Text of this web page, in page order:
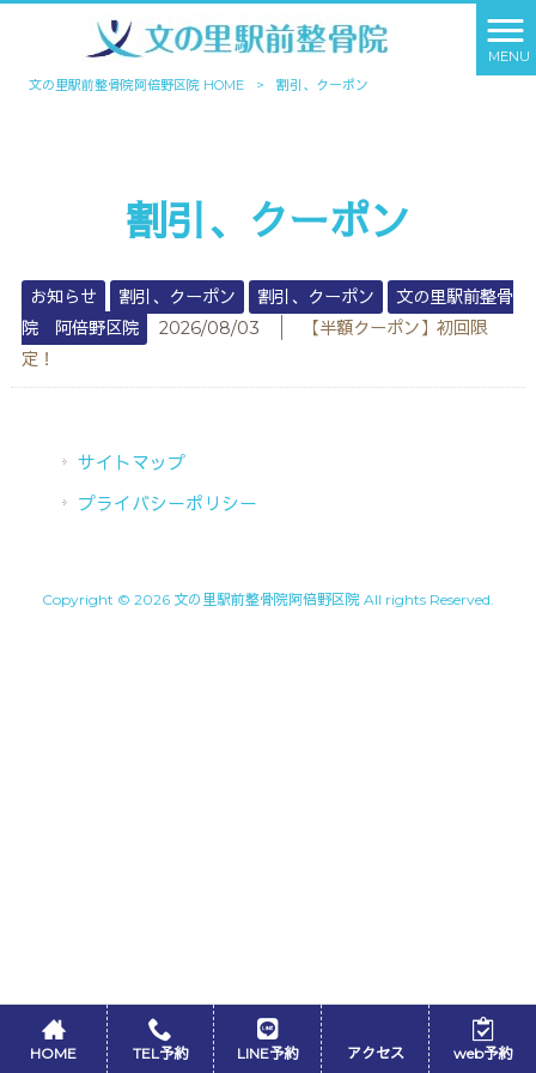
MENU
文の里駅前整骨院阿倍野区院 HOME
> 割引、クーポン
割引、クーポン
お知らせ 割引、クーポン 割引、クーポン
文の里駅前整骨
院 阿倍野区院
2026/08/03
【半額クーポン】初回限
定！
サイトマップ
プライバシーポリシー
Copyright © 2026 文の里駅前整骨院阿倍野区院 All rights Reserved.
HOME TEL予約 LINE予約 アクセス web予約